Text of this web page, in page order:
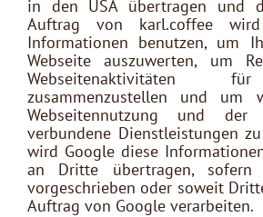
in den USA übertragen und
Auftrag von karl.coffee
Informationen benutzen, um
Webseite auszuwerten, um
Webseitenaktivitäten
zusammenzustellen und um
Webseitennutzung und der
verbundene Dienstleistungen
wird Google diese
an Dritte übertragen, sofern
vorgeschrieben oder soweit
Auftrag von Google verarbeiten.